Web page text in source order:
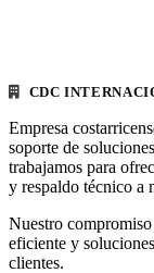
CDC
Empresa
soporte de
trabajamos para
y respaldo técnico a
Nuestro
eficiente y
clientes.